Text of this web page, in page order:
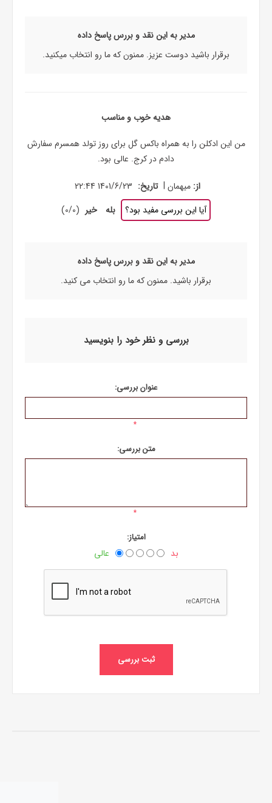
مدیر به این نقد و بررس پاسخ داده
برقرار باشید دوست عزیز. ممنون که ما رو انتخاب میکنید.
هدیه خوب و مناسب
من این ادکلن را به همراه باکس گل برای روز تولد همسرم سفارش
دادم در کرج. عالی بود.
از: میهمان | تاریخ: 1401/6/23 22:44
آیا این بررسی مفید بود؟
بله خیر (
0/0
)
مدیر به این نقد و بررس پاسخ داده
برقرار باشید. ممنون که ما رو انتخاب می کنید.
بررسی و نظر خود را بنویسید
عنوان بررسی:
*
متن بررسی:
*
امتیاز:
بد عالی
ثبت بررسی